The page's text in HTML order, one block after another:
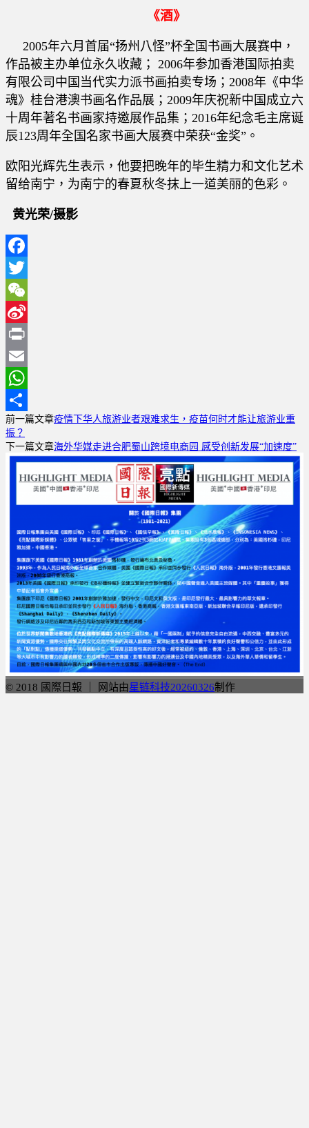
《酒》
2005年六月首届“扬州八怪”杯全国书画大展赛中，
作品被主办单位永久收藏； 2006年参加香港国际拍卖
有限公司中国当代实力派书画拍卖专场；2008年《中华
魂》桂台港澳书画名作品展；2009年庆祝新中国成立六
十周年著名书画家持邀展作品集；2016年纪念毛主席诞
辰123周年全国名家书画大展赛中荣获“金奖”。
欧阳光辉先生表示，他要把晚年的毕生精力和文化艺术
留给南宁，为南宁的春夏秋冬抹上一道美丽的色彩。
黄光荣/摄影
Facebook
Twitter
WeChat
Sina
Weibo
Print
Email
WhatsApp
分
享
前一篇文章疫情下华人旅游业者艰难求生，疫苗何时才能让旅游业重
振？
下一篇文章海外华媒走进合肥蜀山跨境电商园 感受创新发展“加速度”
© 2018 國際日報 ｜ 网站由星链科技20260326制作